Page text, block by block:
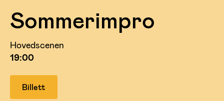
Sommerimpro
Hovedscenen
19:00
Billett